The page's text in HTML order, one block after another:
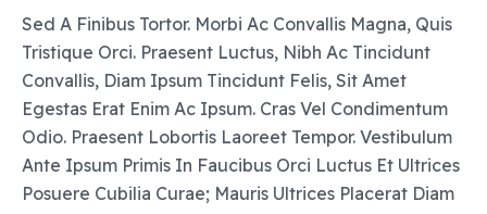
Sed A Finibus Tortor. Morbi Ac Convallis Magna, Quis
Tristique Orci. Praesent Luctus, Nibh Ac Tincidunt
Convallis, Diam Ipsum Tincidunt Felis, Sit Amet
Egestas Erat Enim Ac Ipsum. Cras Vel Condimentum
Odio. Praesent Lobortis Laoreet Tempor. Vestibulum
Ante Ipsum Primis In Faucibus Orci Luctus Et Ultrices
Posuere Cubilia Curae; Mauris Ultrices Placerat Diam